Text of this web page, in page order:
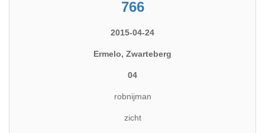
766
2015-04-24
Ermelo, Zwarteberg
04
robnijman
zicht